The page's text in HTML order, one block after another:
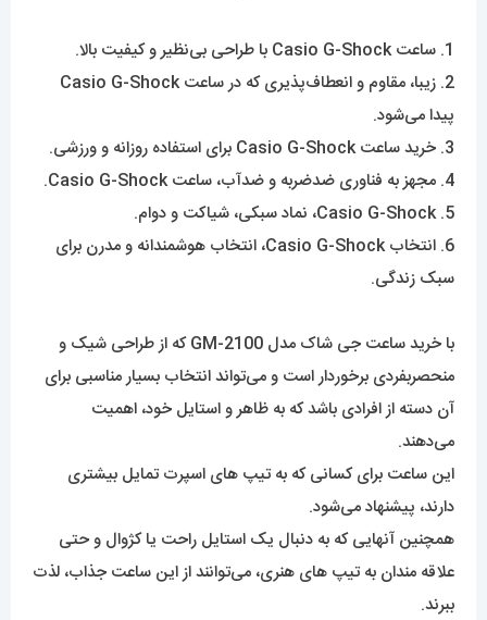
1. ساعت Casio G-Shock با طراحی بی‌نظیر و کیفیت بالا.
2. زیبا، مقاوم و انعطاف‌پذیری که در ساعت Casio G-Shock
پیدا می‌شود.
3. خرید ساعت Casio G-Shock برای استفاده روزانه و ورزشی.
4. مجهز به فناوری ضدضربه و ضدآب، ساعت Casio G-Shock.
5. Casio G-Shock، نماد سبکی، شیاکت و دوام.
6. انتخاب Casio G-Shock، انتخاب هوشمندانه و مدرن برای
سبک زندگی.
با خرید ساعت جی شاک‌ مدل GM-2100 که از طراحی شیک و
منحصربفردی برخوردار است و می‌تواند انتخاب بسیار مناسبی برای
آن دسته از افرادی باشد که به ظاهر و استایل خود، اهمیت
می‌دهند.
این ساعت برای کسانی که به تیپ های اسپرت تمایل بیشتری
دارند، پیشنهاد می‌شود.
همچنین آنهایی که به دنبال یک استایل راحت یا کژوال و حتی
علاقه مندان به تیپ های هنری، می‌توانند از این ساعت جذاب، لذت
ببرند.